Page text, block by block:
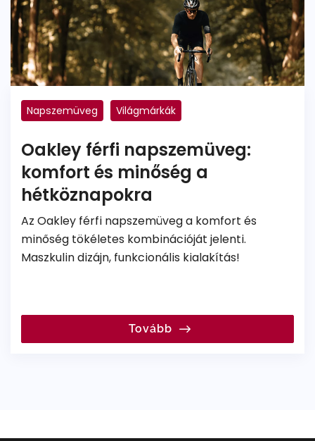
Napszemüveg
Világmárkák
Dioptriás napszemüveg
Oakley férfi napszemüveg:
komfort és minőség a
hétköznapokra
Az Oakley férfi napszemüveg a komfort és
minőség tökéletes kombinációját jelenti.
Maszkulin dizájn, funkcionális kialakítás!
Tovább